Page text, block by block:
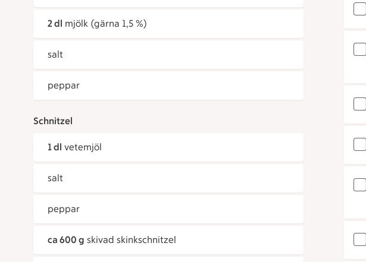
2 dl mjölk (gärna 1,5 %)
salt
peppar
Schnitzel
1 dl vetemjöl
salt
peppar
ca 600 g skivad skinkschnitzel